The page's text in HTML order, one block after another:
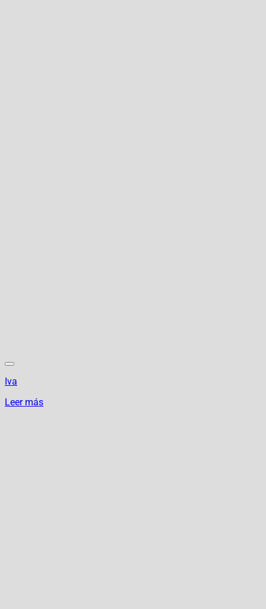
Iva
Leer más